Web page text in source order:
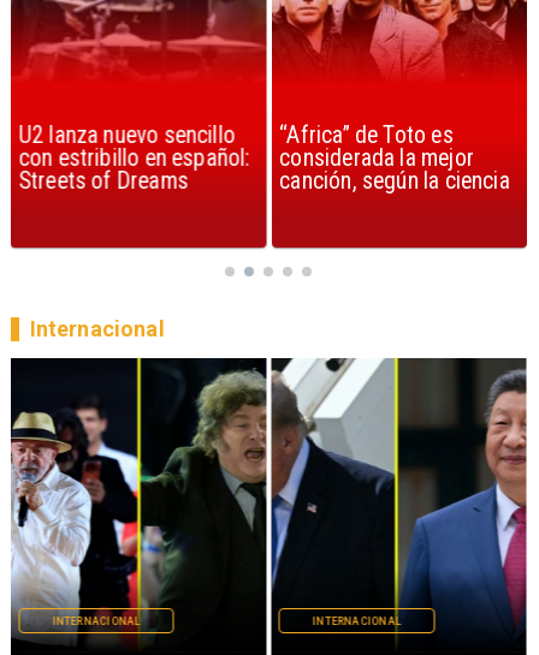
U2 lanza nuevo sencillo
con estribillo en español:
Streets of Dreams
“Africa” de Toto es
considerada la mejor
canción, según la ciencia
INTERNACIONAL INTERNACIONAL
Internacional